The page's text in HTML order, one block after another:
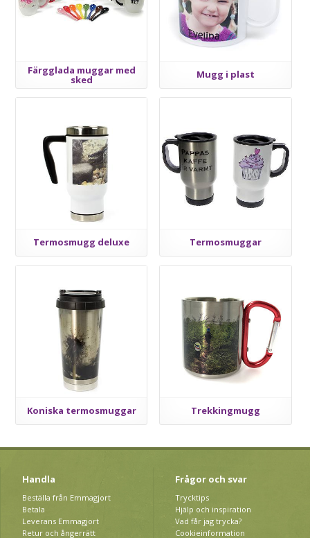
Färgglada muggar med
sked Mugg i plast
Termosmugg deluxe Termosmuggar
Koniska termosmuggar Trekkingmugg
Handla
Beställa från Emmagjort
Betala
Leverans Emmagjort
Retur och ångerrätt
Frågor och svar
Trycktips
Hjälp och inspiration
Vad får jag trycka?
Cookieinformation